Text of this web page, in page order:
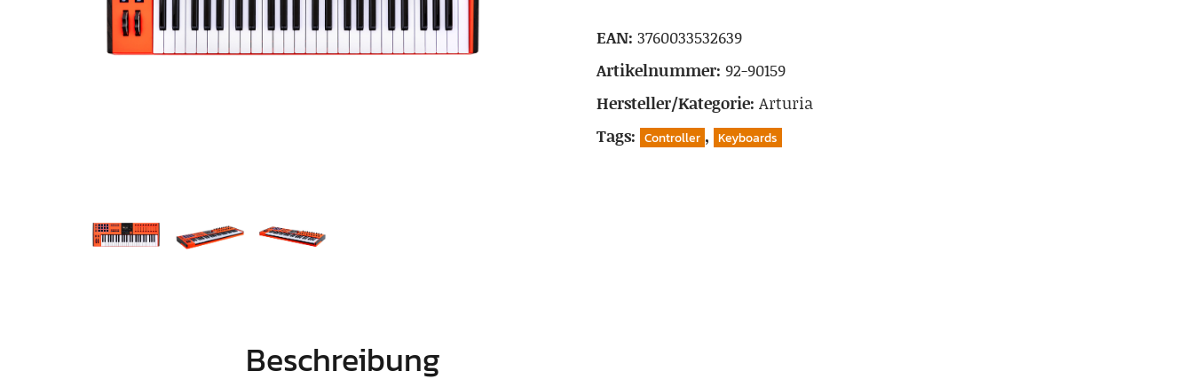
EAN: 3760033532639
Artikelnummer: 92-90159
Hersteller/Kategorie: Arturia
Tags: Controller , Keyboards
Beschreibung